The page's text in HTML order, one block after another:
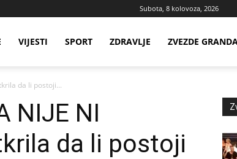
Subota, 8 kolovoza, 2026
VIJESTI SPORT ZDRAVLJE ZVEZDE
da li postoji...
NIJE NI
da li postoji